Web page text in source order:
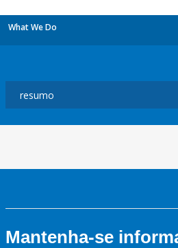
What We Do
Mantenha-se